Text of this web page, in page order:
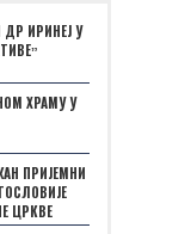
ИРИНЕЈ У
ХРАМУ У
ПРИЈЕМНИ
ЦРКВЕ